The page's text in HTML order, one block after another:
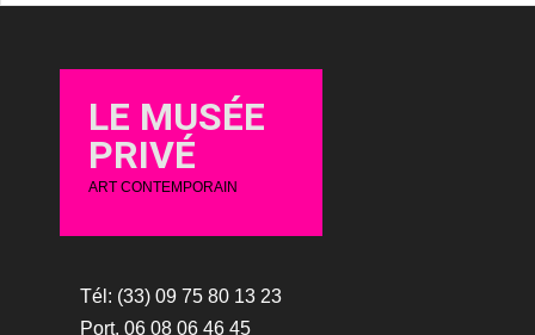
LE MUSÉE
PRIVÉ
ART CONTEMPORAIN
Tél: (33) 09 75 80 13 23
Port. 06 08 06 46 45